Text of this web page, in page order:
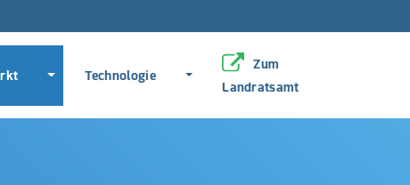
Menü erweitern
Technologie Menü erweitern
Zum
Landratsamt